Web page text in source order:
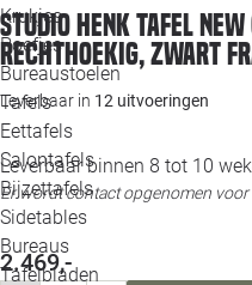
Krukjes
Poefjes
Bureaustoelen
Tafels
Eettafels
Salontafels
Bijzettafels
Sidetables
Bureaus
Tafelbladen
Studio HENK tafel
Rechthoekig, zwart
Leverbaar in 12 uitvoeringen
Leverbaar binnen 8 tot 10
Er wordt contact opgenomen
2.469,-